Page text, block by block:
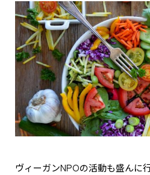
ヴィーガンNPOの活動も盛んに